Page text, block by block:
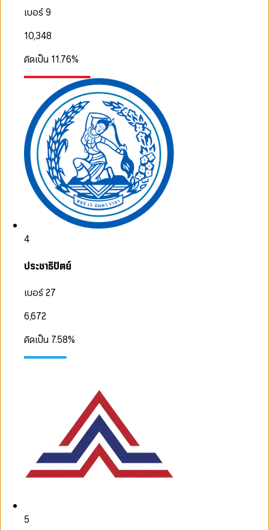
เบอร์ 9
10,348
คิดเป็น 11.76%
4
ประชาธิปัตย์
เบอร์ 27
6,672
คิดเป็น 7.58%
5